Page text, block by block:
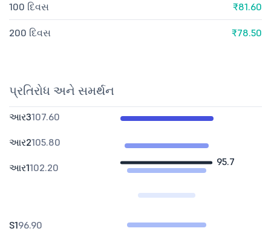
100 દિવસ ₹81.60
200 દિવસ ₹78.50
પ્રતિરોધ અને સમર્થન
95.7
આર3107.60
આર2105.80
આર1102.20
S196.90